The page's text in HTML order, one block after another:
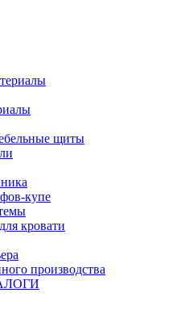
щиты
купе
кровати
производства